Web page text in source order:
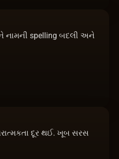
નામની spelling બદલી અને
દૂર થઈ. ખૂબ સરસ